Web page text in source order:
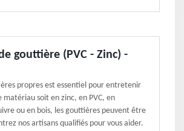
gouttière (PVC - Zinc) -
propres est essentiel pour entretenir
soit en zinc, en PVC, en
ou en bois, les gouttières peuvent être
nos artisans qualifiés pour vous aider.